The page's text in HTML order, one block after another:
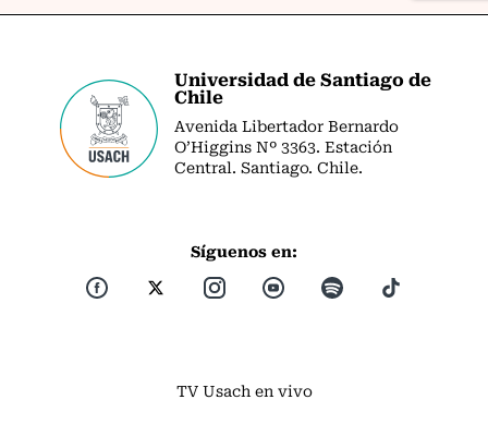
Universidad de Santiago de
Chile
Avenida Libertador Bernardo
O’Higgins Nº 3363. Estación
Central. Santiago. Chile.
Síguenos en:
TV Usach en vivo